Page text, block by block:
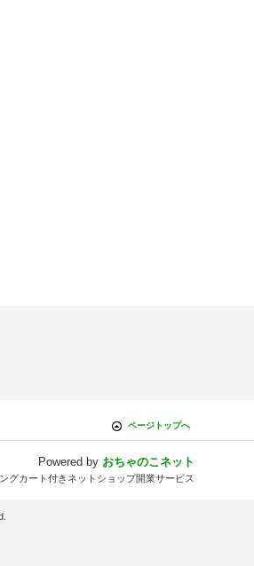
ページトップへ
Powered by おちゃのこネット
グカート付きネットショップ開業サービス